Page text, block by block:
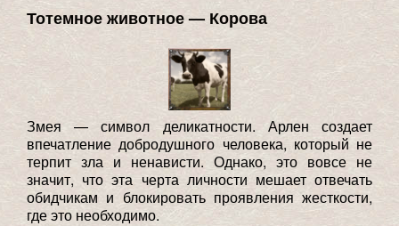
Тотемное животное — Корова
Змея — символ деликатности. Арлен создает
впечатление добродушного человека, который не
терпит зла и ненависти. Однако, это вовсе не
значит, что эта черта личности мешает отвечать
обидчикам и блокировать проявления жесткости,
где это необходимо.